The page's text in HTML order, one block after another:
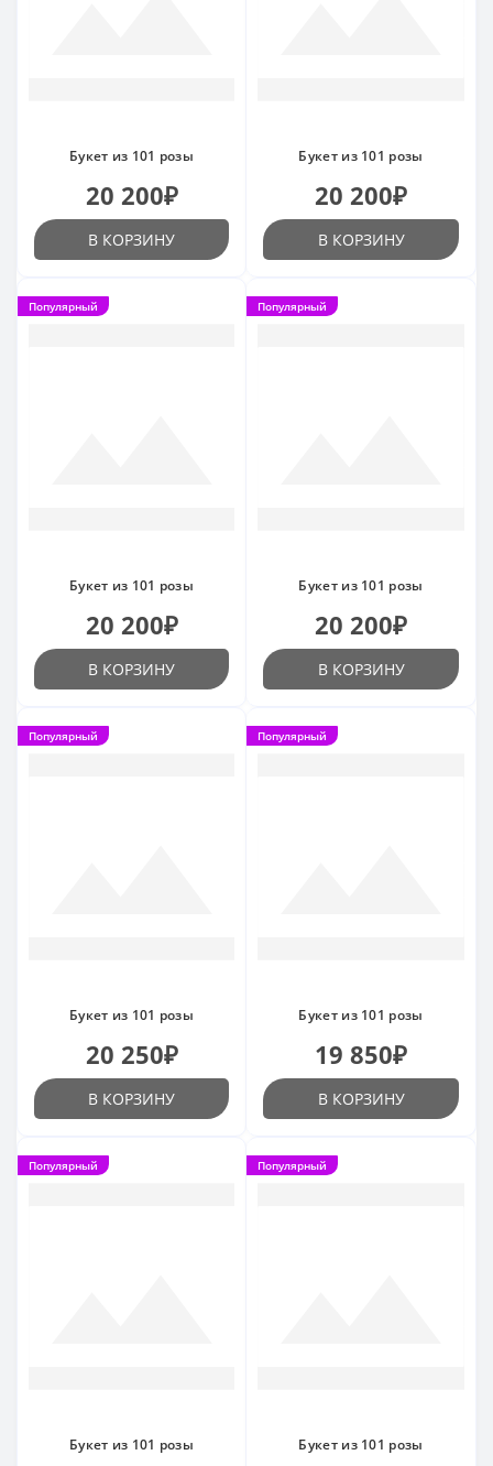
Букет из 101 розы
20 200₽
В КОРЗИНУ
Букет из 101 розы
20 200₽
В КОРЗИНУ
Популярный
Букет из 101 розы
20 200₽
В КОРЗИНУ
Популярный
Букет из 101 розы
20 200₽
В КОРЗИНУ
Популярный
Букет из 101 розы
20 250₽
В КОРЗИНУ
Популярный
Букет из 101 розы
19 850₽
В КОРЗИНУ
Популярный
Букет из 101 розы
Популярный
Букет из 101 розы